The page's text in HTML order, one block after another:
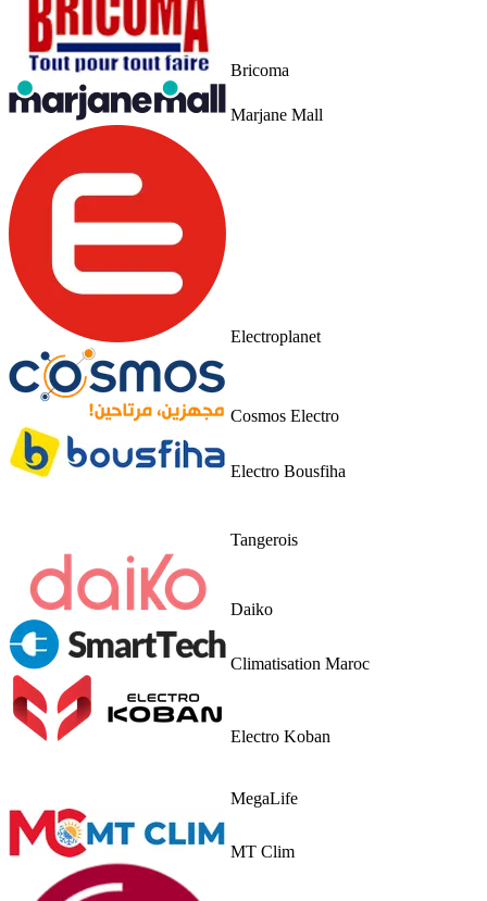
Bricoma
Marjane Mall
Electroplanet
Cosmos Electro
Electro Bousfiha
Tangerois
Daiko
Climatisation Maroc
Electro Koban
MegaLife
MT Clim